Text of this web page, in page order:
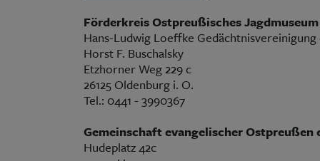
Förderkreis Ostpreußisches
Hans-Ludwig Loeffke Gedächtnisvereinigung
Horst F. Buschalsky
Etzhorner Weg 229 c
26125 Oldenburg i. O.
Tel.: 0441 - 3990367
Gemeinschaft evangelischer Ostpreußen
Hudeplatz 42c